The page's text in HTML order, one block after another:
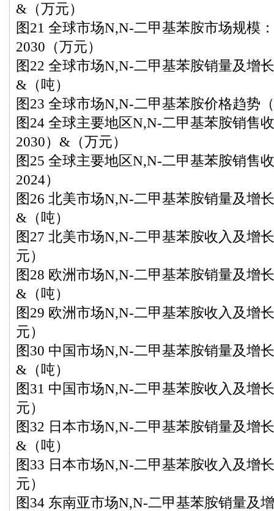
&（万元）
图21 全球市场N,N-二甲基苯胺市场规模
2030（万元）
图22 全球市场N,N-二甲基苯胺销量及增
&（吨）
图23 全球市场N,N-二甲基苯胺价格趋势
图24 全球主要地区N,N-二甲基苯胺销售
2030）&（万元）
图25 全球主要地区N,N-二甲基苯胺销售
2024）
图26 北美市场N,N-二甲基苯胺销量及增
&（吨）
图27 北美市场N,N-二甲基苯胺收入及增
元）
图28 欧洲市场N,N-二甲基苯胺销量及增
&（吨）
图29 欧洲市场N,N-二甲基苯胺收入及增
元）
图30 中国市场N,N-二甲基苯胺销量及增
&（吨）
图31 中国市场N,N-二甲基苯胺收入及增
元）
图32 日本市场N,N-二甲基苯胺销量及增
&（吨）
图33 日本市场N,N-二甲基苯胺收入及增
元）
图34 东南亚市场N,N-二甲基苯胺销量及